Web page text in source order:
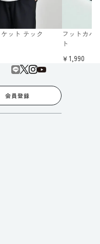
ット テック
フットカバ
ト
￥1,990
会員登録